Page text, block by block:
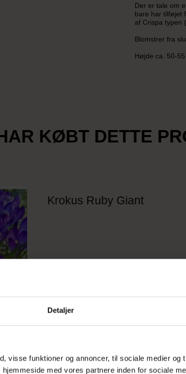
Detaljer
visse funktioner og annoncer, til sociale medier og
med vores partnere inden for sociale
Der er tale om
bare har tilføjet
af Crispa typen
Blomstrer fra
Højde ca. 50-
KØBT DETTE
Krokus Ruby Giant